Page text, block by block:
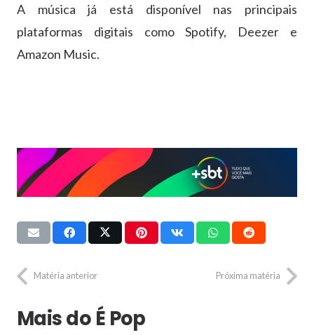
A música já está disponível nas principais
plataformas digitais como Spotify, Deezer e
Amazon Music.
Matéria anterior Próxima matéria
Mais do É Pop